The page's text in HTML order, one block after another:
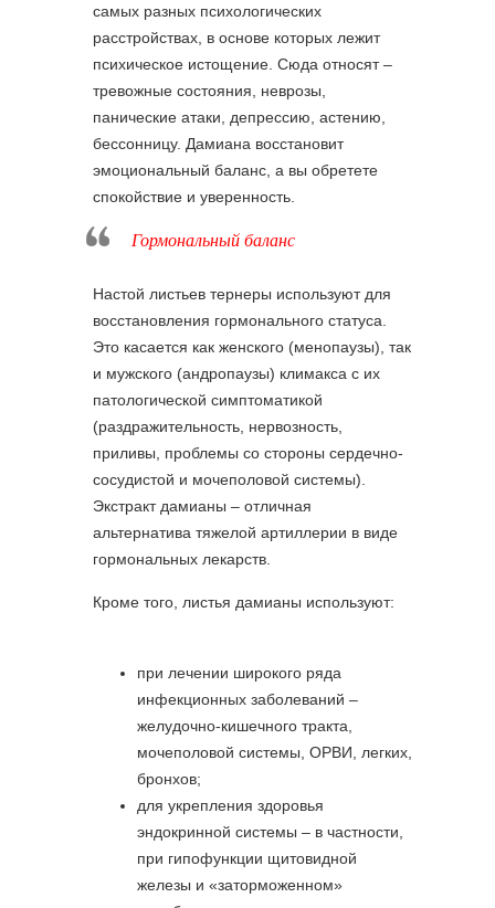
самых разных психологических
расстройствах, в основе которых лежит
психическое истощение. Сюда относят –
тревожные состояния, неврозы,
панические атаки, депрессию, астению,
бессонницу. Дамиана восстановит
эмоциональный баланс, а вы обретете
спокойствие и уверенность.
Гормональный баланс
Настой листьев тернеры используют для
восстановления гормонального статуса.
Это касается как женского (менопаузы), так
и мужского (андропаузы) климакса с их
патологической симптоматикой
(раздражительность, нервозность,
приливы, проблемы со стороны сердечно-
сосудистой и мочеполовой системы).
Экстракт дамианы – отличная
альтернатива тяжелой артиллерии в виде
гормональных лекарств.
Кроме того, листья дамианы используют:
при лечении широкого ряда
инфекционных заболеваний –
желудочно-кишечного тракта,
мочеполовой системы, ОРВИ, легких,
бронхов;
для укрепления здоровья
эндокринной системы – в частности,
при гипофункции щитовидной
железы и «заторможенном»